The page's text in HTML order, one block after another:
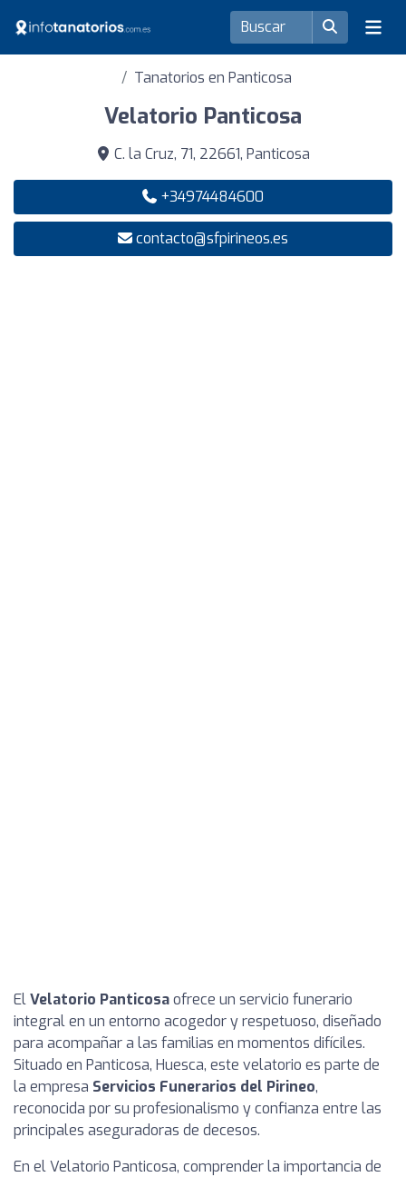
Tanatorios en Panticosa
Velatorio Panticosa
C. la Cruz, 71, 22661, Panticosa
+34974484600
contacto@sfpirineos.es
ElVelatorio Panticosaofrece un servicio funerario
integral en un entorno acogedor y respetuoso, diseñado
para acompañar a las familias en momentos difíciles.
Situado en Panticosa, Huesca, este velatorio es parte de
la empresa Servicios Funerarios del Pirineo,
reconocida por su profesionalismo y confianza entre las
principales aseguradoras de decesos.
En el Velatorio Panticosa, comprender la importancia de